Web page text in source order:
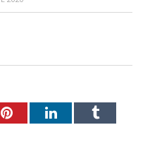
PinterestLinkedInTumblr